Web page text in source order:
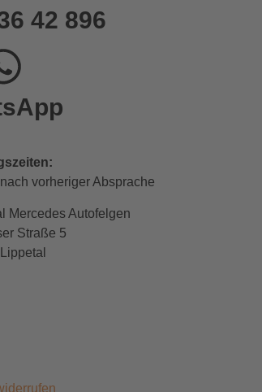
42 896
vorheriger Absprache
Mercedes Autofelgen
Straße 5